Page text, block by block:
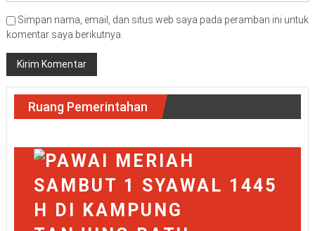
Simpan nama, email, dan situs web saya pada peramban ini untuk
komentar saya berikutnya.
Ruang Pemerintahan